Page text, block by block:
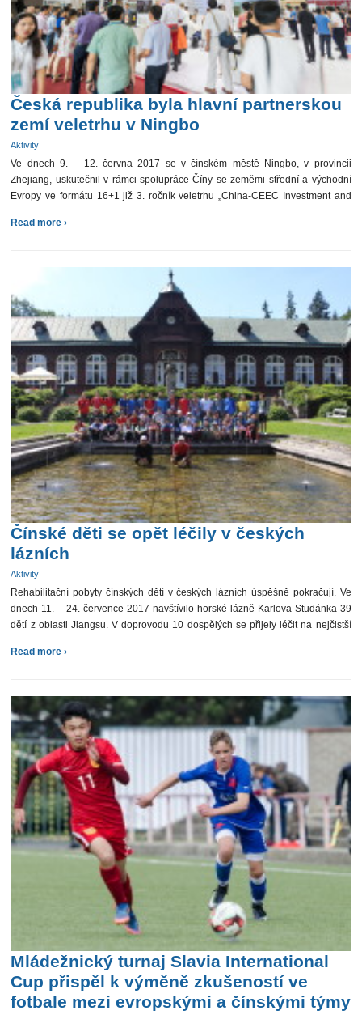
Česká republika byla hlavní partnerskou
zemí veletrhu v Ningbo
Aktivity
Ve dnech 9. – 12. června 2017 se v čínském městě Ningbo, v provincii
Zhejiang, uskutečnil v rámci spolupráce Číny se zeměmi střední a východní
Evropy ve formátu 16+1 již 3. ročník veletrhu „China-CEEC Investment and
Read more ›
Čínské děti se opět léčily v českých
lázních
Aktivity
Rehabilitační pobyty čínských dětí v českých lázních úspěšně pokračují. Ve
dnech 11. – 24. července 2017 navštívilo horské lázně Karlova Studánka 39
dětí z oblasti Jiangsu. V doprovodu 10 dospělých se přijely léčit na nejčistší
Read more ›
Mládežnický turnaj Slavia International
Cup přispěl k výměně zkušeností ve
fotbale mezi evropskými a čínskými týmy